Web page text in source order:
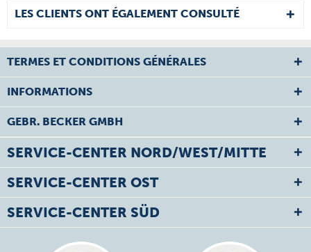
LES CLIENTS ONT ÉGALEMENT CONSULTÉ
TERMES ET CONDITIONS GÉNÉRALES
INFORMATIONS
GEBR. BECKER GMBH
SERVICE-CENTER NORD/WEST/MITTE
SERVICE-CENTER OST
SERVICE-CENTER SÜD